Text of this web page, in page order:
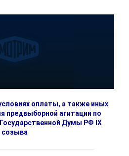
оплаты, а также иных
предвыборной агитации по
Думы РФ IX
созыва